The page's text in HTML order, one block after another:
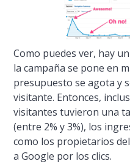
Como puedes ver, hay
la campaña se pone en
presupuesto se agota y
visitante. Entonces,
visitantes tuvieron una
(entre 2% y 3%), los
como los propietarios
a Google por los clics.